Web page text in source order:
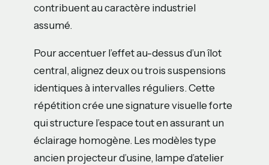
contribuent au caractère industriel
assumé.
Pour accentuer l’effet au-dessus d’un îlot
central, alignez deux ou trois suspensions
identiques à intervalles réguliers. Cette
répétition crée une signature visuelle forte
qui structure l’espace tout en assurant un
éclairage homogène. Les modèles type
ancien projecteur d’usine, lampe d’atelier